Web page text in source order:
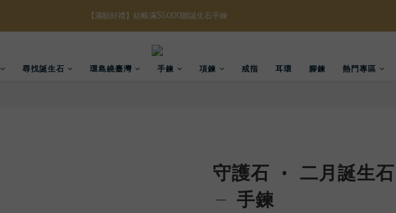
【八月限定】結帳滿$3000折$300
尋找誕生石
環島繞臺灣 手鍊 項鍊 戒指 耳環 腳鍊 熱門專區
守護石 • 二月誕生
– 手鍊